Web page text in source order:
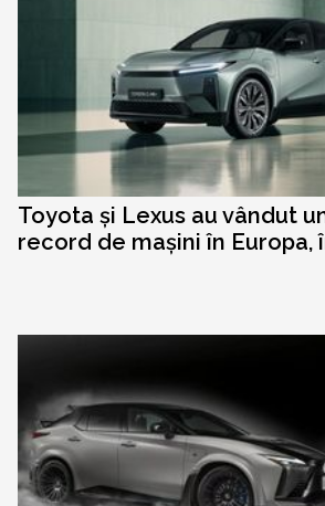
Toyota și Lexus au vândut
record de mașini în Europa,